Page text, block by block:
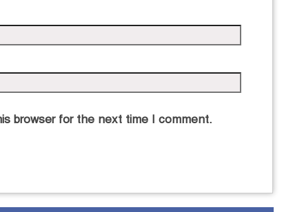
browser for the next time I comment.